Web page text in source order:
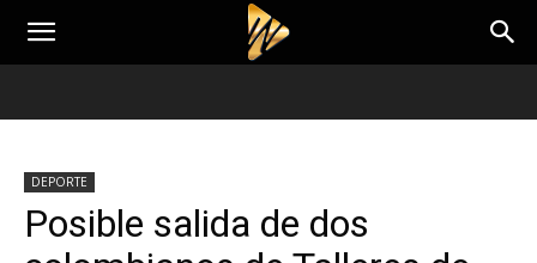
DEPORTE
Posible salida de dos